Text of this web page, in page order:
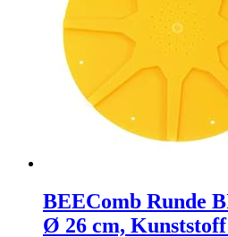
BEEComb Runde
Ø 26 cm,